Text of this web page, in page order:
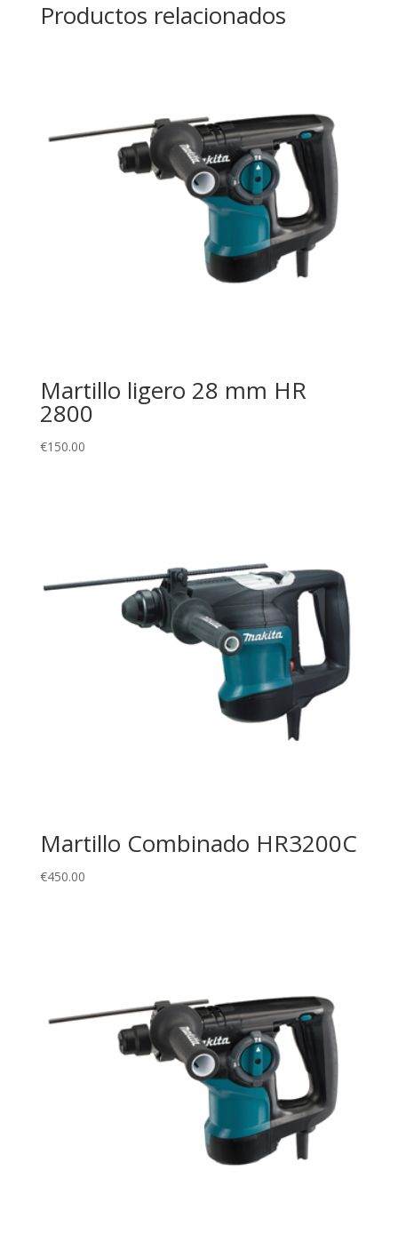
Productos relacionados
Martillo ligero 28 mm HR
2800
€150.00
Martillo Combinado HR3200C
€450.00